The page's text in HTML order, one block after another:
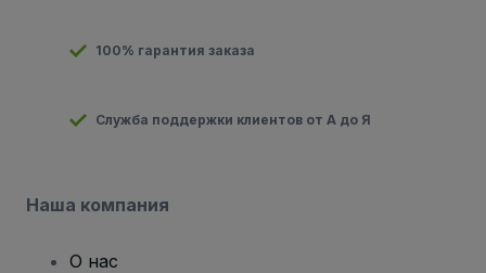
100% гарантия заказа
Служба поддержки клиентов от А до Я
Наша компания
О нас